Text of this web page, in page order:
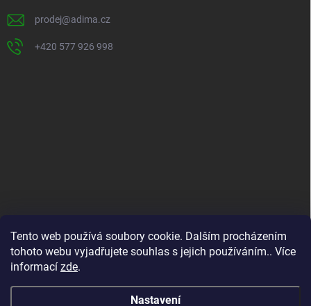
Tento web používá soubory cookie. Dalším procházením
tohoto webu vyjadřujete souhlas s jejich používáním.. Více
informací zde.
Nastavení
prodej@adima.cz
+420 577 926 998
Kontakty
Formuláře ke stažení